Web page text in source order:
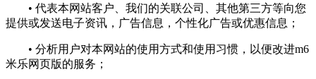
• 代表本网站客户、我们的关联公司、其他第三方等向您
提供或发送电子资讯，广告信息，个性化广告或优惠信息；
• 分析用户对本网站的使用方式和使用习惯，以便改进m6
米乐网页版的服务；